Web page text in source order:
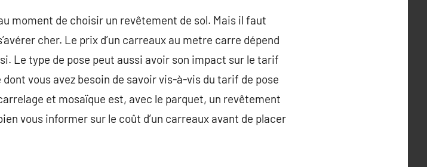
moment de choisir un revêtement de sol. Mais il faut
cher. Le prix d’un carreaux au metre carre dépend
Le type de pose peut aussi avoir son impact sur le tarif
vous avez besoin de savoir vis-à-vis du tarif de pose
et mosaïque est, avec le parquet, un revêtement
vous informer sur le coût d’un carreaux avant de placer